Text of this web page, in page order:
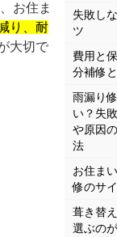
お住ま
り、耐
大切で
失敗し
ツ
費用と
分補修
雨漏り
い？失
や原因
法
お住ま
修のサ
葺き替
選ぶの